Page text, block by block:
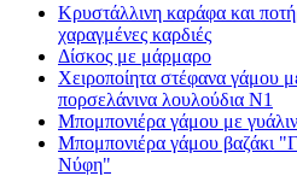
Κρυστάλλινη καράφα και
χαραγμένες καρδιές
Δίσκος με μάρμαρο
Χειροποίητα στέφανα γάμου
πορσελάνινα λουλούδια Ν1
Μπομπονιέρα γάμου με
Μπομπονιέρα γάμου βαζάκι
Νύφη"